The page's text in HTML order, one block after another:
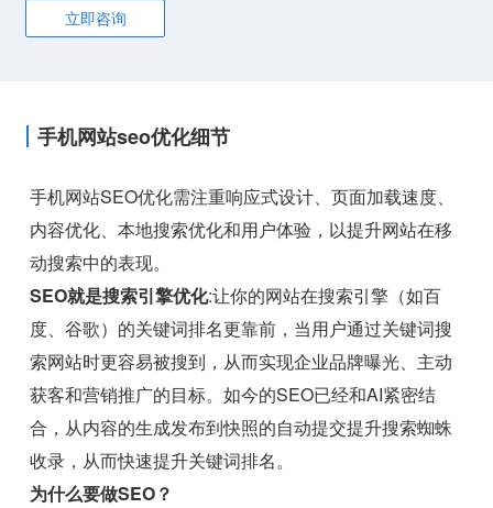
立即咨询
手机网站seo优化细节
手机网站SEO优化需注重响应式设计、页面加载速度、
内容优化、本地搜索优化和用户体验，以提升网站在移
动搜索中的表现。
SEO就是搜索引擎优化:让你的网站在搜索引擎（如百
度、谷歌）的关键词排名更靠前，当用户通过关键词搜
索网站时更容易被搜到，从而实现企业品牌曝光、主动
获客和营销推广的目标。如今的SEO已经和AI紧密结
合，从内容的生成发布到快照的自动提交提升搜索蜘蛛
收录，从而快速提升关键词排名。
为什么要做SEO？